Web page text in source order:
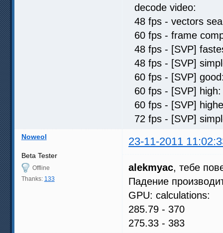
decode
48 fps - vectors
60 fps - frame
48 fps - [SVP]
48 fps - [SVP]
60 fps - [SVP]
60 fps - [SVP]
60 fps - [SVP]
72 fps - [SVP]
Noweol 23-11-2011
Beta Tester
Offline
Thanks: 133
alekmyac, тебе
Падение
GPU: calculations:
285.79 - 370
275.33 - 383